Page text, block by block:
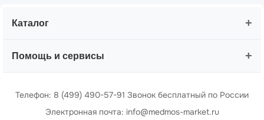
Каталог +
Помощь и сервисы +
Телефон: 8 (499) 490-57-91 Звонок бесплатный по России
Электронная почта: info@medmos-market.ru